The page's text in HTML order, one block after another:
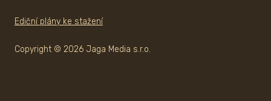
Ediční plány ke stažení
Copyright © 2026 Jaga Media s.r.o.